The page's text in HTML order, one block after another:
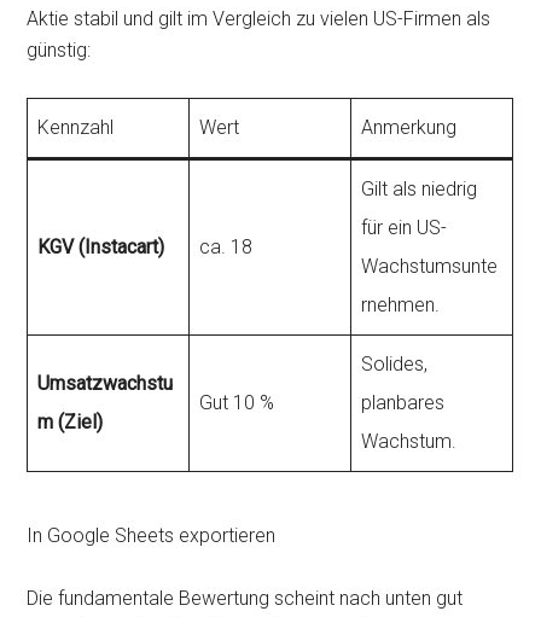
Aktie stabil und gilt im Vergleich zu vielen US-Firmen als
günstig:
Kennzahl Wert Anmerkung
KGV (Instacart) ca. 18
Gilt als niedrig
für ein US-
Wachstumsunte
rnehmen.
Umsatzwachstu
m (Ziel)
Gut 10 %
Solides,
planbares
Wachstum.
In Google Sheets exportieren
Die fundamentale Bewertung scheint nach unten gut